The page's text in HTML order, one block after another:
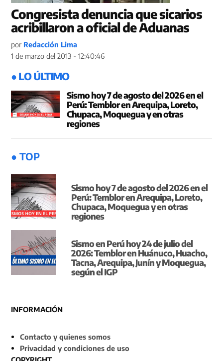
Congresista denuncia que sicarios
acribillaron a oficial de Aduanas
por Redacción Lima
1 de marzo del 2013 - 12:40:46
● LO ÚLTIMO
Sismo hoy 7 de agosto del 2026 en el
Perú: Temblor en Arequipa, Loreto,
Chupaca, Moquegua y en otras
regiones
● TOP
Sismo hoy 7 de agosto del 2026 en el
Perú: Temblor en Arequipa, Loreto,
Chupaca, Moquegua y en otras
regiones
Sismo en Perú hoy 24 de julio del
2026: Temblor en Huánuco, Huacho,
Tacna, Arequipa, Junín y Moquegua,
según el IGP
INFORMACIÓN
Contacto y quienes somos
Privacidad y condiciones de uso